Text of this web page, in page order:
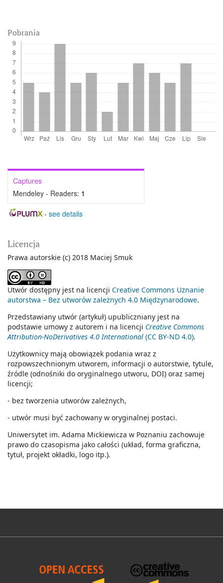
Pobrania
Captures
Mendeley - Readers: 1
- see details
Licencja
Prawa autorskie (c) 2018 Maciej Smuk
Utwór dostępny jest na licencji Creative Commons Uznanie
autorstwa – Bez utworów zależnych 4.0 Międzynarodowe.
Przedstawiany utwór (artykuł) upubliczniany jest na
podstawie umowy z autorem i na licencji Creative Commons
Attribution-NoDerivatives 4.0 International (CC BY-ND 4.0).
Użytkownicy mają obowiązek podania wraz z
rozpowszechnionym utworem, informacji o autorstwie, tytule,
źródle (odnośniki do oryginalnego utworu, DOI) oraz samej
licencji;
- bez tworzenia utworów zależnych,
- utwór musi być zachowany w oryginalnej postaci.
Uniwersytet im. Adama Mickiewicza w Poznaniu zachowuje
prawo do czasopisma jako całości (układ, forma graficzna,
tytuł, projekt okładki, logo itp.).